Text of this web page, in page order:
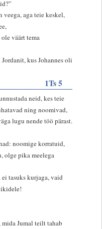
aga teie keskel,
väärt tema
kus Johannes oli
1Ts 5
neid, kes teie
ning noomivad,
lugu nende töö pärast.
noomige korratuid,
olge pika meelega
tasuks kurjaga, vaid
mida Jumal teilt tahab